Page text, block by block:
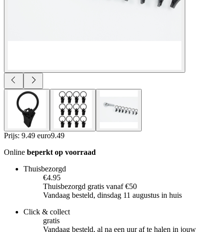
Prijs: 9.49 euro9.49
Online beperkt op voorraad
Thuisbezorgd
€4.95
Thuisbezorgd gratis vanaf €50
Vandaag besteld, dinsdag 11 augustus in huis
Click & collect
gratis
Vandaag besteld, al na een uur af te halen in jouw